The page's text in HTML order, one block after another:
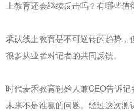
上教育还会继续反击吗？有哪些值
承认线上教育是不可逆转的趋势
很多从业者对记者的共同反馈。
时代麦禾教育创始人兼CEO告诉
未来不是谁赢的问题。经过这次